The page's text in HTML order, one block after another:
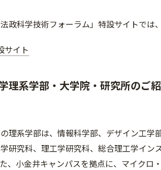
政科学技術フォーラム」特設サイトでは
サイト
理系学部・大学院・研究所のご
理系学部は、情報科学部、デザイン工
研究科、理工学研究科、総合理工学イ
、小金井キャンパスを拠点に、マイクロ